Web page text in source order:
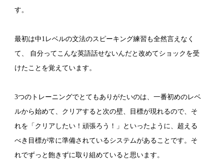
す。
最初は中1レベルの文法のスピーキング練習も全然言えなく
て、 自分ってこんな英語話せないんだと改めてショックを受
けたことを覚えています。
3つのトレーニングでとてもありがたいのは、一番初めのレベ
ルから始めて、クリアすると次の壁、目標が現れるので、そ
れを「クリアしたい！頑張ろう！」といったように、超える
べき目標が常に準備されているシステムがあることです。そ
れでずっと飽きずに取り組めていると思います。